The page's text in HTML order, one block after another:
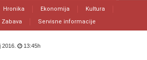
Hronika Ekonomija
Kultura
Zabava Servisne informacije
13:45h